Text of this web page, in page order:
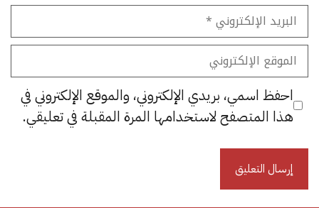
البريد
الإلكتروني
الموقع
الإلكتروني
احفظ اسمي، بريدي الإلكتروني، والموقع الإلكتروني في
هذا المتصفح لاستخدامها المرة المقبلة في تعليقي.